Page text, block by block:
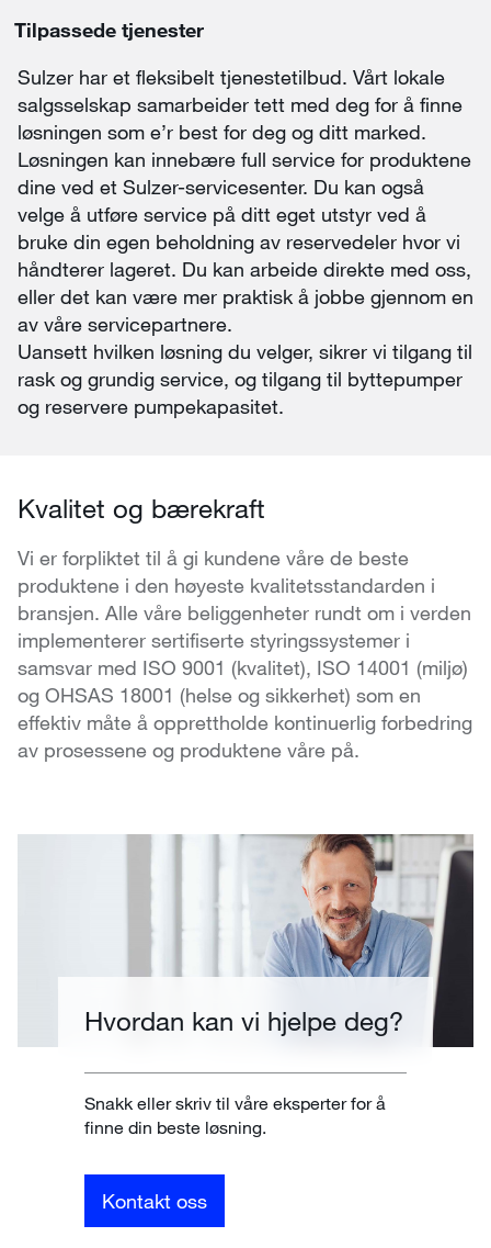
Tilpassede tjenester
Sulzer har et fleksibelt tjenestetilbud. Vårt lokale
salgsselskap samarbeider tett med deg for å finne
løsningen som e’r best for deg og ditt marked.
Løsningen kan innebære full service for produktene
dine ved et Sulzer-servicesenter. Du kan også
velge å utføre service på ditt eget utstyr ved å
bruke din egen beholdning av reservedeler hvor vi
håndterer lageret. Du kan arbeide direkte med oss,
eller det kan være mer praktisk å jobbe gjennom en
av våre servicepartnere.
Uansett hvilken løsning du velger, sikrer vi tilgang til
rask og grundig service, og tilgang til byttepumper
og reservere pumpekapasitet.
Kvalitet og bærekraft
Vi er forpliktet til å gi kundene våre de beste
produktene i den høyeste kvalitetsstandarden i
bransjen. Alle våre beliggenheter rundt om i verden
implementerer sertifiserte styringssystemer i
samsvar med ISO 9001 (kvalitet), ISO 14001 (miljø)
og OHSAS 18001 (helse og sikkerhet) som en
effektiv måte å opprettholde kontinuerlig forbedring
av prosessene og produktene våre på.
Hvordan kan vi hjelpe deg?
Snakk eller skriv til våre eksperter for å
finne din beste løsning.
Kontakt oss